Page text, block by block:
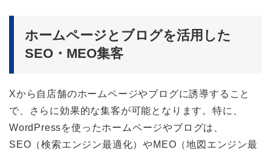
ホームページとブログを活用した
SEO・MEO集客
Xから自店舗のホームページやブログに誘導すること
で、さらに効果的な集客が可能となります。特に、
WordPressを使ったホームページやブログは、
SEO（検索エンジン最適化）やMEO（地図エンジン最